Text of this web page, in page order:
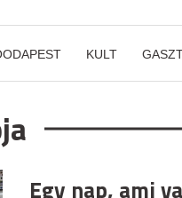
KULT
Egy nap, ami